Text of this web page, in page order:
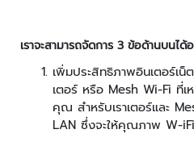
ก
ล้
อ
ง
ว
เราจะสามารถจัดการ 3 ข้อด้านบนได้
เพิ่มประสิทธิภาพอินเตอร์
เตอร์ หรือ Mesh Wi-Fi ที่เ
คุณ สำหรับเราเตอร์และ
LAN ซึ่งจะให้คุณภาพ W-